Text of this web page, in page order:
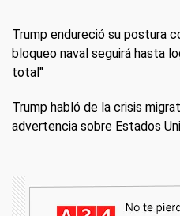
Trump endureció su postura
bloqueo naval seguirá hasta
total"
Trump habló de la crisis
advertencia sobre Estados